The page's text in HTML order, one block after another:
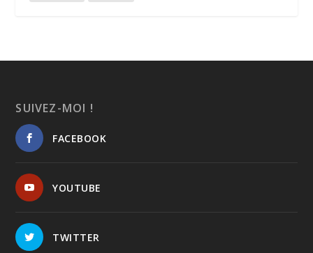
SUIVEZ-MOI !
FACEBOOK
YOUTUBE
TWITTER